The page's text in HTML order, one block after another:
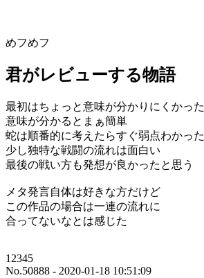
めフめフ
君がレビューする物語
最初はちょっと意味が分かりにくかった
意味が分かるとまぁ簡単
蛇は順番的に考えたらすぐ弱点わかった
少し独特な戦闘の流れは面白い
最後の戦い方も発想が良かったと思う
メタ発言自体は好きな方だけど
この作品の場合は一連の流れに
合ってないなとは感じた
12345
No.50888 - 2020-01-18 10:51:09